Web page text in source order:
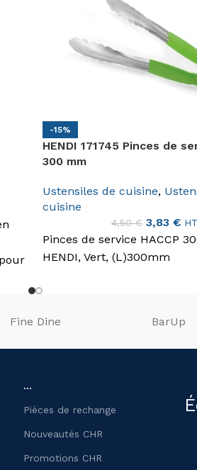
-15%
HENDI 171745 Pinces de
300 mm
Ustensiles de cuisine,
cuisine
4,50€ 3,83 € HT
Pinces de service HACCP
HENDI, Vert, (L)300mm
Fine Dine BarUp
...
Pièces de rechange
Nouveautés CHR
Promotions CHR